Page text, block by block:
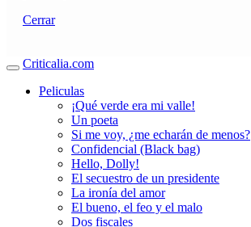
Cerrar
Criticalia.com
Peliculas
¡Qué verde era mi valle!
Un poeta
Si me voy, ¿me echarán de menos?
Confidencial (Black bag)
Hello, Dolly!
El secuestro de un presidente
La ironía del amor
El bueno, el feo y el malo
Dos fiscales